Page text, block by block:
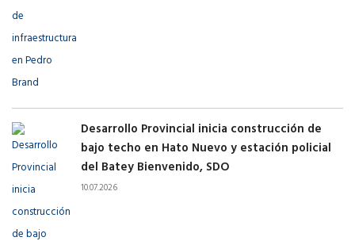
Desarrollo Provincial inicia construcción de
bajo techo en Hato Nuevo y estación policial
del Batey Bienvenido, SDO
10.07.2026